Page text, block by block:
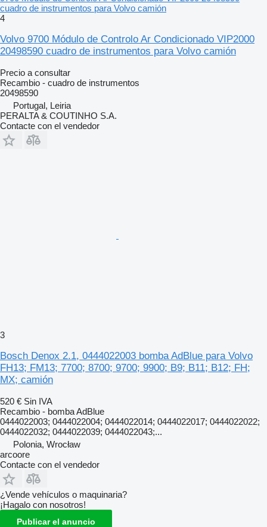
cuadro de instrumentos para Volvo camión
4
Volvo 9700 Módulo de Controlo Ar Condicionado VIP2000
20498590 cuadro de instrumentos para Volvo camión
Precio a consultar
Recambio - cuadro de instrumentos
20498590
Portugal, Leiria
PERALTA & COUTINHO S.A.
Contacte con el vendedor
3
Bosch Denox 2.1, 0444022003 bomba AdBlue para Volvo
FH13; FM13; 7700; 8700; 9700; 9900; B9; B11; B12; FH;
MX; camión
520 € Sin IVA
Recambio - bomba AdBlue
0444022003; 0444022004; 0444022014; 0444022017; 0444022022;
0444022032; 0444022039; 0444022043;...
Polonia, Wrocław
arcoore
Contacte con el vendedor
¿Vende vehículos o maquinaria?
¡Hagalo con nosotros!
Publicar el anuncio